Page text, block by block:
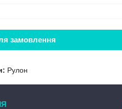
замовлення
Рулон